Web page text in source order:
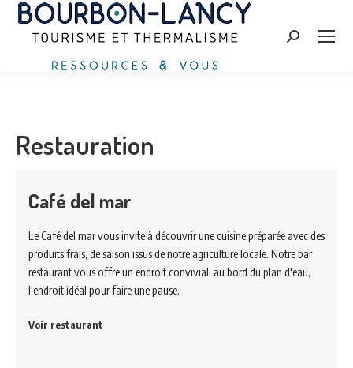
Zoeken:
Restauration
Café del mar
Le Café del mar vous invite à découvrir une cuisine préparée avec des
produits frais, de saison issus de notre agriculture locale. Notre bar
restaurant vous offre un endroit convivial, au bord du plan d'eau,
l'endroit idéal pour faire une pause.
Voir restaurant